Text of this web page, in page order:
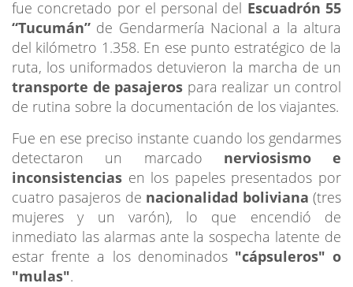
fue concretado por el personal del Escuadrón 55
“Tucumán” de Gendarmería Nacional a la altura
del kilómetro 1.358. En ese punto estratégico de la
ruta, los uniformados detuvieron la marcha de un
transporte de pasajeros para realizar un control
de rutina sobre la documentación de los viajantes.
Fue en ese preciso instante cuando los gendarmes
detectaron un marcado nerviosismo e
inconsistencias en los papeles presentados por
cuatro pasajeros de nacionalidad boliviana (tres
mujeres y un varón), lo que encendió de
inmediato las alarmas ante la sospecha latente de
estar frente a los denominados "cápsuleros" o
"mulas".